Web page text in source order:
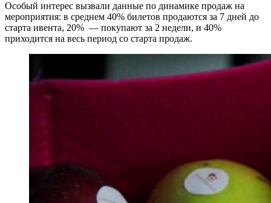
Особый интерес вызвали данные по динамике продаж на
мероприятия: в среднем 40% билетов продаются за 7 дней до
старта ивента, 20% — покупают за 2 недели, и 40%
приходится на весь период со старта продаж.